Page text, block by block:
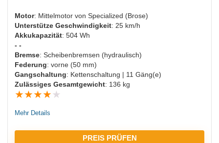
NACHTEILE:
Hohes Gewicht
Motor: Mittelmotor von Specialized (Brose)
Unterstütze Geschwindigkeit: 25 km/h
Akkukapazität: 504 Wh
- -
Bremse: Scheibenbremsen (hydraulisch)
Federung: vorne (50 mm)
Gangschaltung: Kettenschaltung | 11 Gäng(e)
Zulässiges Gesamtgewicht: 136 kg
★★★★ ★
Mehr Details
PREIS PRÜFEN